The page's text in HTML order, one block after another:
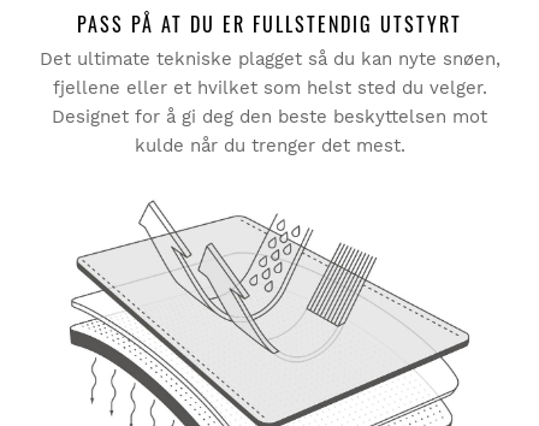
Prøv produktene våre komfortabelt hjemme. Du har 30
dager fra og med leveringsdatoen til å be om retur.
Fra din brukerkonto kan du enkelt og raskt returnere et
produkt i bestillingen din.
Utsted refusjonen til den opprinnelige
betalingsmåten
PASS PÅ AT DU ER FULLSTENDIG UTSTYRT
Det ultimate tekniske plagget så du kan nyte snøen,
fjellene eller et hvilket som helst sted du velger.
Designet for å gi deg den beste beskyttelsen mot
kulde når du trenger det mest.